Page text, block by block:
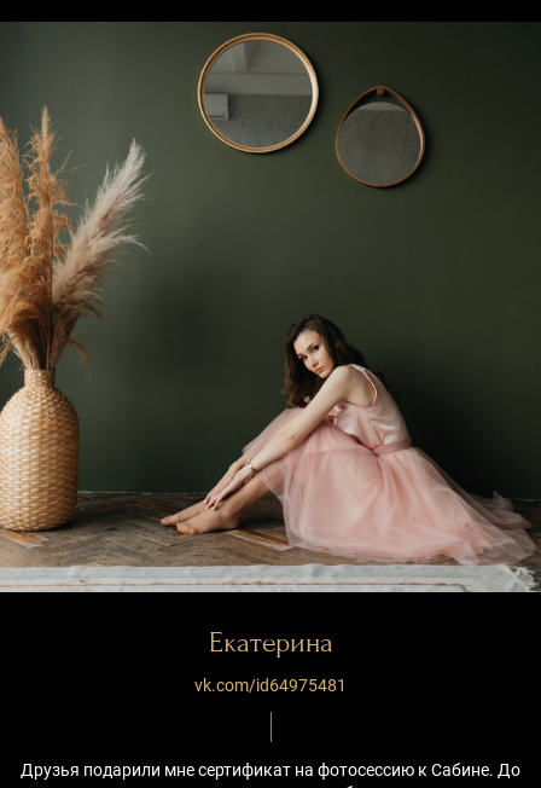
Екатерина
vk.com/id64975481
Друзья подарили мне сертификат на фотосессию к Сабине. До